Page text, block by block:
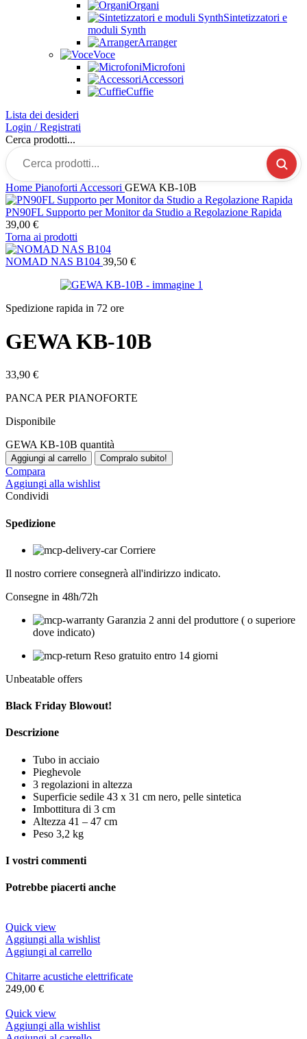
Organi
Sintetizzatori e
moduli Synth
Arranger
Voce
Microfoni
Accessori
Cuffie
Lista dei desideri
Login / Registrati
Cerca prodotti...
Home Pianoforti Accessori GEWA KB-10B
PN90FL Supporto per Monitor da Studio a Regolazione Rapida
39,00 €
Torna ai prodotti
NOMAD NAS B104 39,50 €
Spedizione rapida in 72 ore
GEWA KB-10B
33,90 €
PANCA PER PIANOFORTE
Disponibile
GEWA KB-10B quantità
Aggiungi al carrello Compralo subito!
Compara
Aggiungi alla wishlist
Condividi
Spedizione
Corriere
Il nostro corriere consegnerà all'indirizzo indicato.
Consegne in 48h/72h
Garanzia 2 anni del produttore ( o superiore
dove indicato)
Reso gratuito entro 14 giorni
Unbeatable offers
Black Friday Blowout!
Descrizione
Tubo in acciaio
Pieghevole
3 regolazioni in altezza
Superficie sedile 43 x 31 cm nero, pelle sintetica
Imbottitura di 3 cm
Altezza 41 – 47 cm
Peso 3,2 kg
I vostri commenti
Potrebbe piacerti anche
Quick view
Aggiungi alla wishlist
Aggiungi al carrello
Chitarre acustiche elettrificate
249,00 €
Quick view
Aggiungi alla wishlist